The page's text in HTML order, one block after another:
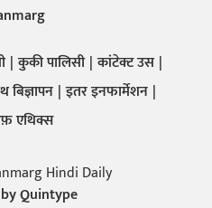
कुकी पालिसी कांटेक्ट उस
बिज्ञापन इतर इनफार्मेशन
एथिक्स
Hindi Daily
Quintype